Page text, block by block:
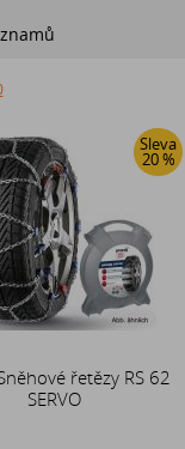
Sleva
20 %
řetězy RS 62
SERVO